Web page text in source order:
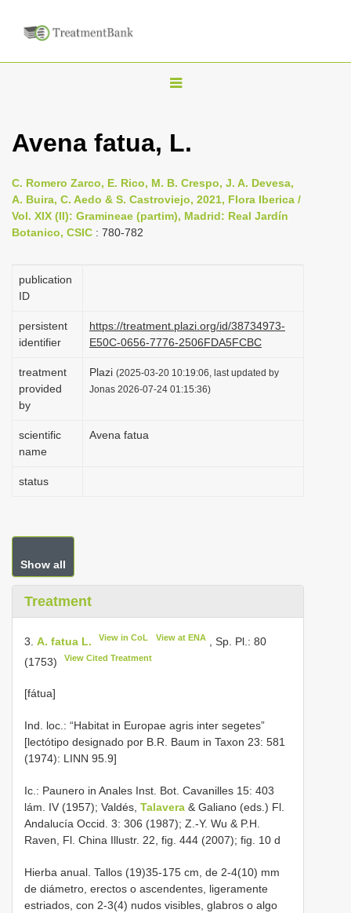
T
g
e
n
a
t
i
o
Avena fatua, L.
C. Romero Zarco, E. Rico, M. B. Crespo, J. A. Devesa,
A. Buira, C. Aedo & S. Castroviejo, 2021, Flora Iberica /
Vol. XIX (II): Gramineae (partim), Madrid: Real Jardín
Botanico, CSIC : 780-782
publication
ID
persistent
identifier
https://treatment.plazi.org/id/38734973-
E50C-0656-7776-2506FDA5FCBC
treatment
provided
by
Plazi (2025-03-20 10:19:06, last updated by
Jonas 2026-07-24 01:15:36)
scientific
name
Avena fatua
status
Show all
Treatment
3. A. fatua L. View in CoL View at ENA, Sp. Pl.: 80
(1753)
View Cited Treatment
[fátua]
Ind. loc.: “Habitat in Europae agris inter segetes”
[lectótipo designado por B.R. Baum in Taxon 23: 581
(1974): LINN 95.9]
Ic.: Paunero in Anales Inst. Bot. Cavanilles 15: 403
lám. IV (1957); Valdés, Talavera & Galiano (eds.) Fl.
Andalucía Occid. 3: 306 (1987); Z.-Y. Wu & P.H.
Raven, Fl. China Illustr. 22, fig. 444 (2007); fig. 10 d
Hierba anual. Tallos (19)35-175 cm, de 2-4(10) mm
de diámetro, erectos o ascendentes, ligeramente
estriados, con 2-3(4) nudos visibles, glabros o algo